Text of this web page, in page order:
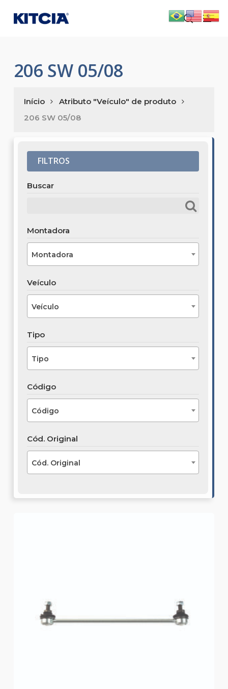
main
search
206 SW 05/08
Início
Atributo "Veículo" de produto
206 SW 05/08
FILTROS
Buscar
Montadora
Montadora
Veículo
Veículo
Tipo
Tipo
Código
Código
Cód. Original
Cód. Original